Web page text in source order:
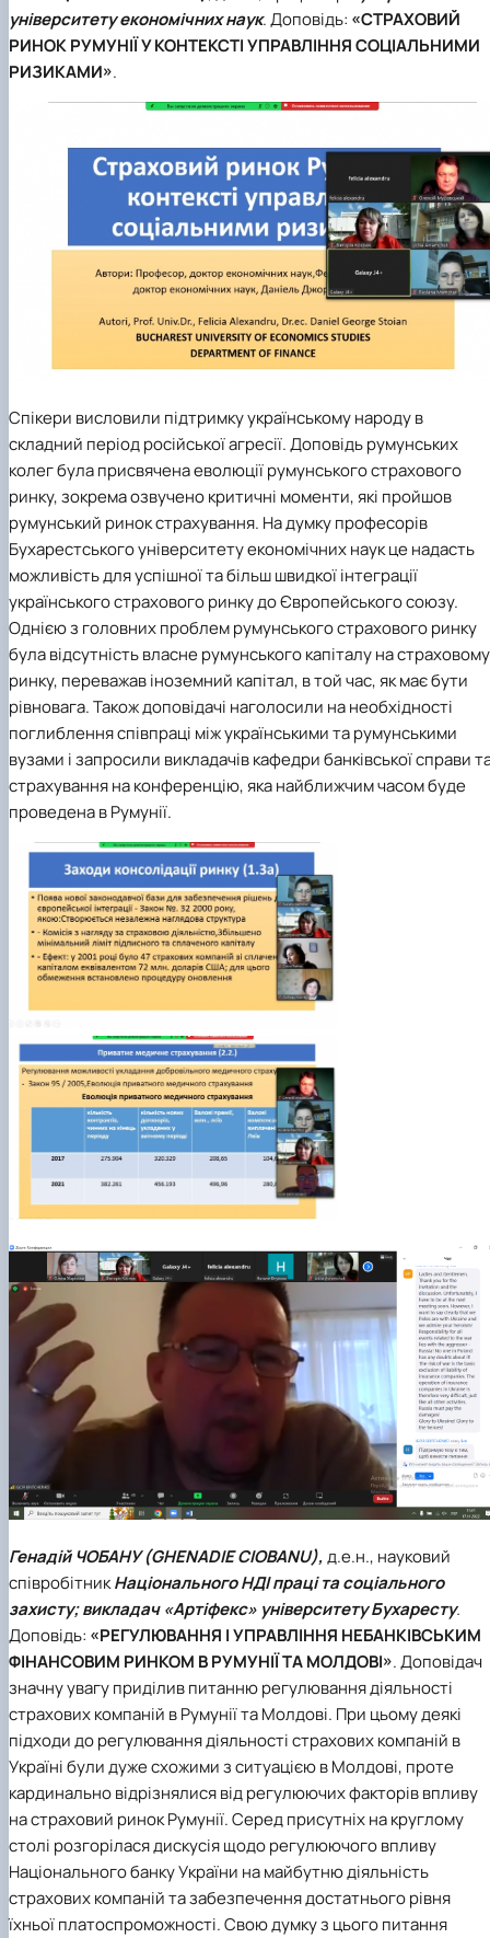
університету економічних наук. Доповідь: «СТРАХОВИЙ
РИНОК РУМУНІЇ У КОНТЕКСТІ УПРАВЛІННЯ СОЦІАЛЬНИМИ
РИЗИКАМИ».
Спікери висловили підтримку українському народу в
складний період російської агресії. Доповідь румунських
колег була присвячена еволюції румунського страхового
ринку, зокрема озвучено критичні моменти, які пройшов
румунський ринок страхування. На думку професорів
Бухарестського університету економічних наук це надасть
можливість для успішної та більш швидкої інтеграції
українського страхового ринку до Європейського союзу.
Однією з головних проблем румунського страхового ринку
була відсутність власне румунського капіталу на страховому
ринку, переважав іноземний капітал, в той час, як має бути
рівновага. Також доповідачі наголосили на необхідності
поглиблення співпраці між українськими та румунськими
вузами і запросили викладачів кафедри банківської справи
страхування на конференцію, яка найближчим часом буде
проведена в Румунії.
Генадій ЧОБАНУ (GHENADIE CIOBANU),д.е.н., науковий
співробітникНаціонального НДІ праці та соціального
захисту; викладач «Артіфекс» університету Бухаресту.
Доповідь: «РЕГУЛЮВАННЯ І УПРАВЛІННЯ НЕБАНКІВСЬКИМ
ФІНАНСОВИМ РИНКОМ В РУМУНІЇ ТА МОЛДОВІ». Доповідач
значну увагу приділив питанню регулювання діяльності
страхових компаній в Румунії та Молдові. При цьому деякі
підходи до регулювання діяльності страхових компаній в
Україні були дуже схожими з ситуацією в Молдові, проте
кардинально відрізнялися від регулюючих факторів впливу
на страховий ринок Румунії. Серед присутніх на круглому
столі розгорілася дискусія щодо регулюючого впливу
Національного банку України на майбутню діяльність
страхових компаній та забезпечення достатнього рівня
їхньої платоспроможності. Свою думку з цього питання